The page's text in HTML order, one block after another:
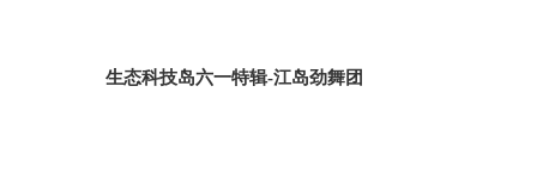
生态科技岛六一特辑-江岛劲舞团